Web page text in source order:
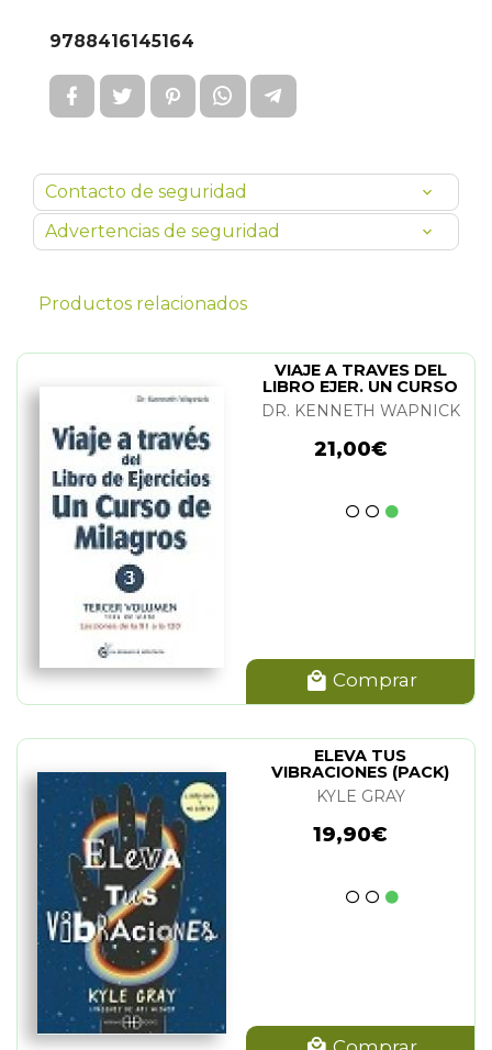
9788416145164
Contacto de seguridad
Advertencias de seguridad
Productos relacionados
VIAJE A TRAVES DEL
LIBRO EJER. UN CURSO
MILAGROS (VOL 3)
DR. KENNETH WAPNICK
21,00€
Comprar
ELEVA TUS
VIBRACIONES (PACK)
KYLE GRAY
19,90€